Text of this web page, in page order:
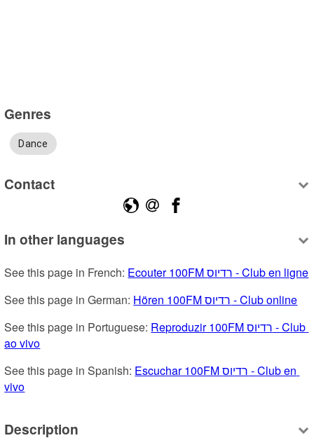
Genres
Dance
Contact
In other languages
See this page in French:
Ecouter 100FM רדיוס - Club en ligne
See this page in German:
Hören 100FM רדיוס - Club online
See this page in Portuguese: Reproduzir 100FM רדיוס - Club
ao vivo
See this page in Spanish: Escuchar 100FM רדיוס - Club en
vivo
Description